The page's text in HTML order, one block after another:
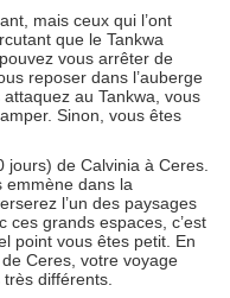
mais ceux qui l’ont
que le Tankwa
vous arrêter de
reposer dans l’auberge
au Tankwa, vous
Sinon, vous êtes
jours) de Calvinia à Ceres.
emmène dans la
l’un des paysages
ces grands espaces, c’est
point vous êtes petit. En
Ceres, votre voyage
différents.